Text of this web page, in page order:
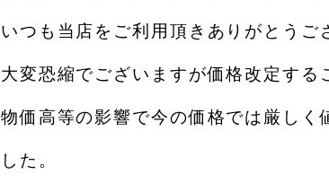
いつも当店をご利用頂きありがとうご
大変恐縮でございますが価格改定する
物価高等の影響で今の価格では厳しく
した。